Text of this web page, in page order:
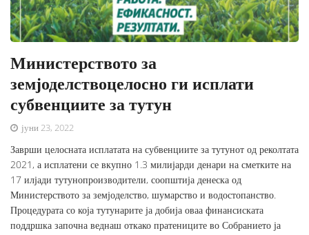
Министерството за
земјоделствоцелосно ги исплати
субвенциите за тутун
јуни 23, 2022
Заврши целосната исплатата на субвенциите за тутунот од реколтата
2021, а исплатени се вкупно 1.3 милијарди денари на сметките на
17 илјади тутунопроизводители, соопштија денеска од
Министерството за земјоделство, шумарство и водостопанство.
Процедурата со која тутунарите ја добија оваа финансиската
поддршка започна веднаш откако пратениците во Собранието ја